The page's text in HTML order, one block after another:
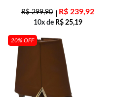
R$299,90 R$ 239,92
10x de R$25,19
20% OFF